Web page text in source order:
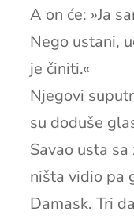
A on će: »Ja
Nego ustani,
je činiti.«
Njegovi
su doduše
Savao usta
ništa vidio pa
Damask. Tri